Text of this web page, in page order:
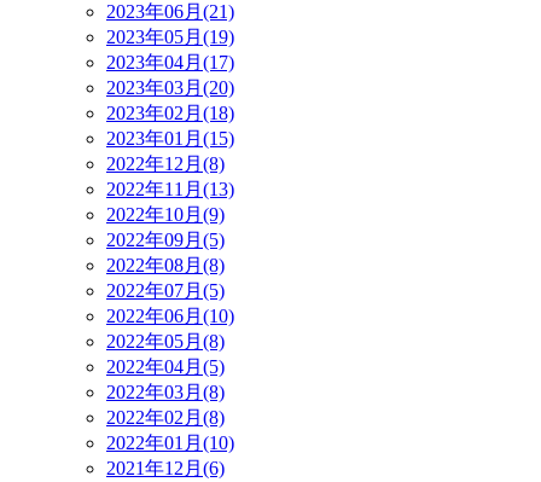
2023年06月(21)
2023年05月(19)
2023年04月(17)
2023年03月(20)
2023年02月(18)
2023年01月(15)
2022年12月(8)
2022年11月(13)
2022年10月(9)
2022年09月(5)
2022年08月(8)
2022年07月(5)
2022年06月(10)
2022年05月(8)
2022年04月(5)
2022年03月(8)
2022年02月(8)
2022年01月(10)
2021年12月(6)